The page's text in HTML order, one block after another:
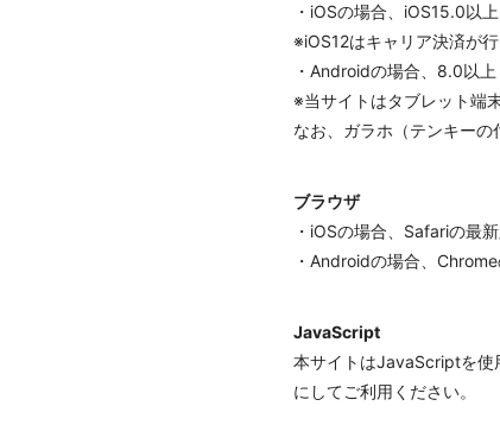
・iOSの場合、iOS15.0以上
※iOS12はキャリア決済が行
・Androidの場合、8.0以上
※当サイトはタブレット端
なお、ガラホ（テンキーの
ブラウザ
・iOSの場合、Safariの最
・Androidの場合、
JavaScript
本サイトはJavaScriptを使
にしてご利用ください。